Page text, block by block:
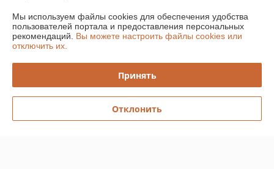
О нас
Контакты
Мы используем файлы cookies для обеспечения удобства
пользователей портала и предоставления персональных
рекомендаций. Вы можете настроить файлы cookies или
отключить их.
Принять
Отклонить